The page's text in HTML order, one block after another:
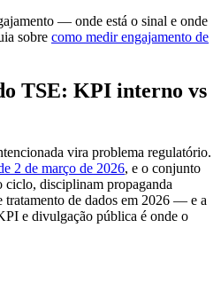
— onde está o sinal e onde
sobre como medir engajamento de
TSE: KPI interno vs
vira problema regulatório.
2 de março de 2026, e o conjunto
ciclo, disciplinam propaganda
tratamento de dados em 2026 — e a
e divulgação pública é onde o